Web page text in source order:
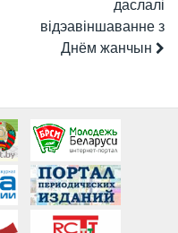
даслалі
відэавіншаванне з
Днём жанчын